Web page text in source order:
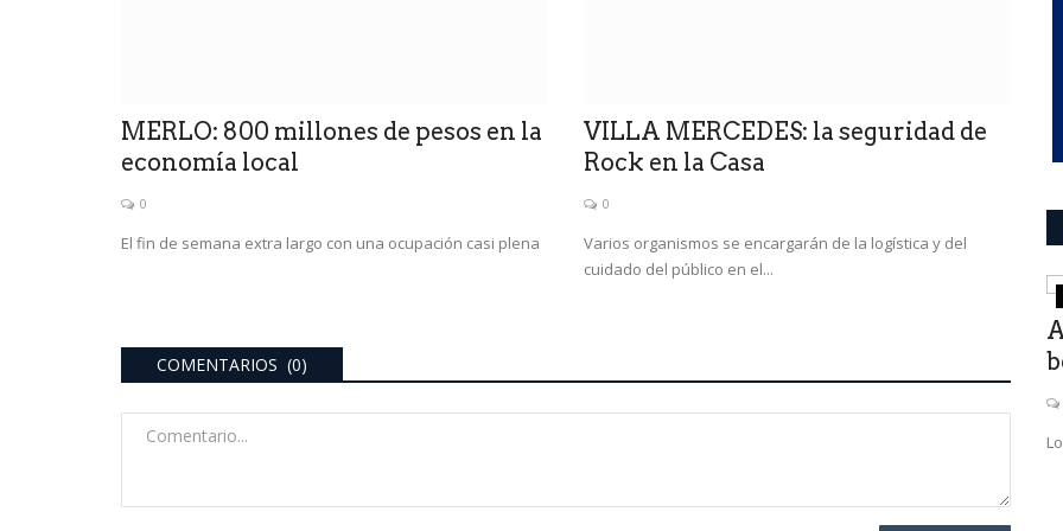
MERLO: 800 millones de pesos en la
economía local
0
El fin de semana extra largo con una ocupación casi plena
VILLA MERCEDES: la seguridad de
Rock en la Casa
0
Varios organismos se encargarán de la logística y del
cuidado del público en el...
COMENTARIOS (0)
se comunicarán las
confirmadas y perlitas...